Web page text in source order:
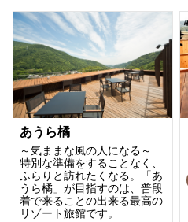
あうら橘
～気ままな風の人になる～
特別な準備をすることなく、
ふらりと訪れたくなる。「あ
うら橘」が目指すのは、普段
着で来ることの出来る最高の
リゾート旅館です。